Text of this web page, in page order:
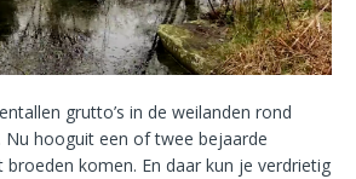
grutto’s in de weilanden rond
Nu hooguit een of twee bejaarde
broeden komen. En daar kun je verdrietig